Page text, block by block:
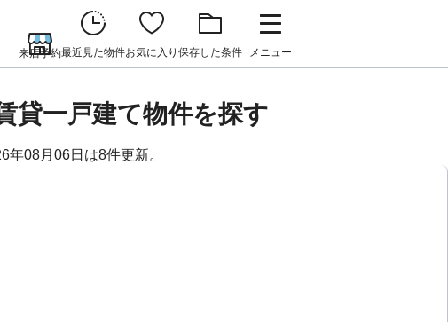
来店予約最近見た物件お気に入り 保存した条件 メニュー
貸一戸建て物件を探す
08月06日は8件更新。